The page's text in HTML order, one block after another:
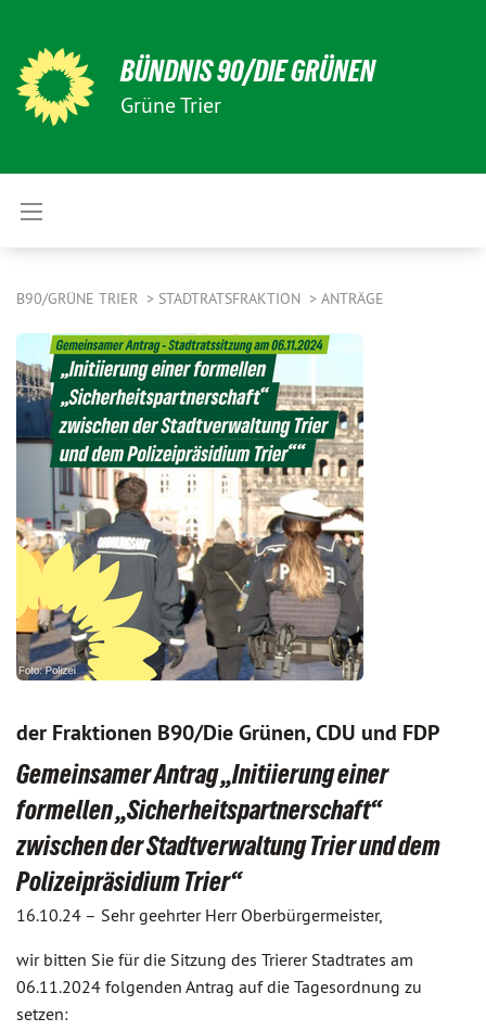
BÜNDNIS 90/DIE GRÜNEN
Grüne Trier
B90/GRÜNE TRIER STADTRATSFRAKTION ANTRÄGE
der Fraktionen B90/Die Grünen, CDU und FDP
Gemeinsamer Antrag „Initiierung einer
formellen „Sicherheitspartnerschaft“
zwischen der Stadtverwaltung Trier und dem
Polizeipräsidium Trier“
16.10.24 – Sehr geehrter Herr Oberbürgermeister,
wir bitten Sie für die Sitzung des Trierer Stadtrates am
06.11.2024 folgenden Antrag auf die Tagesordnung zu
setzen: